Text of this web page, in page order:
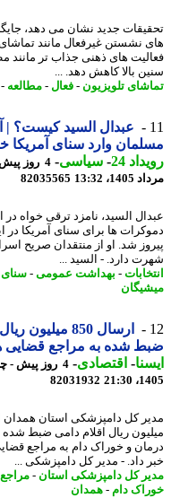
جدید نشان می دهد، جایگزین
نشستن غیرفعال مانند تماشای
های ذهنی جذاب تر مانند
بالا کاهش دهد. ...
تلویزیون -فعال-مطالعه-
عبدال السید کیست؟ | آیا
وارد سنای آمریکا
24
-سیاسی-
13:32
82035565
السید، نامزد ترقی خواه در
ها برای سنای آمریکا در
شد. او از منتقدان صریح
دارد. - السید ...
-بهداشت عمومی-سنای
ارسال 850 میلیون ریال
شده به مراجع قضایی
-اقتصادی-
82031932
ریال اقلام دامی ضبط شده در
و خوراک دام به مراجع قضایی
داد. - مدیر کل دامپزشکی ...
کل دامپزشکی استان-مراجع
دام-همدان